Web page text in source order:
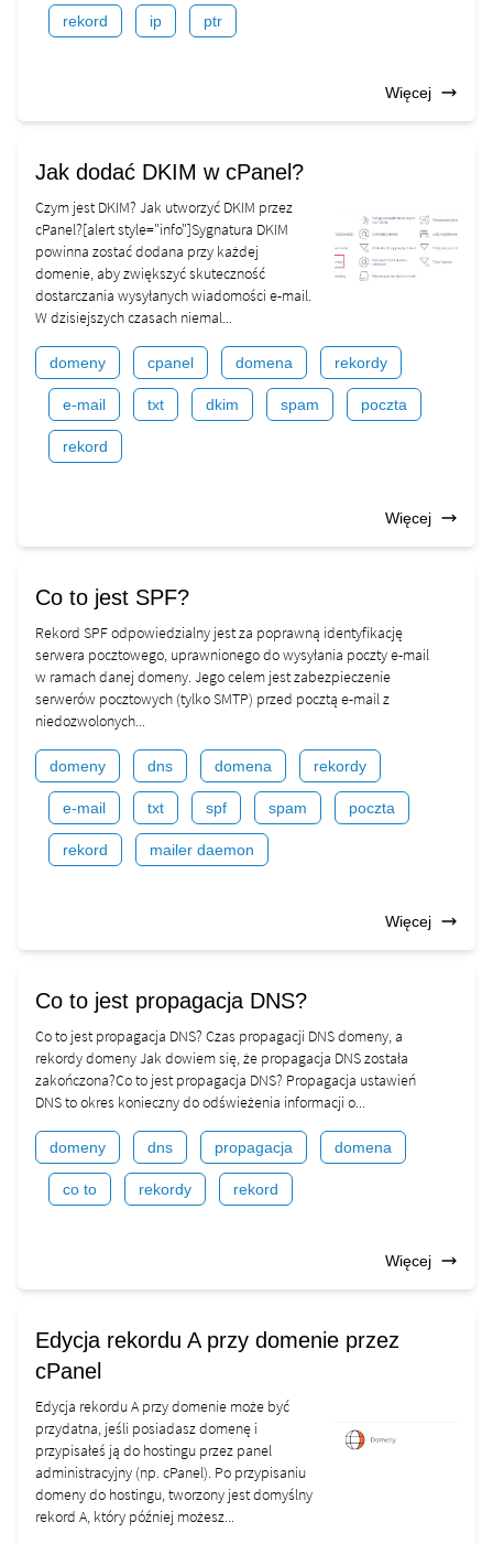
rekord ip ptr
Więcej
Jak dodać DKIM w cPanel?
Czym jest DKIM? Jak utworzyć DKIM przez
cPanel?[alert style="info"]Sygnatura DKIM
powinna zostać dodana przy każdej
domenie, aby zwiększyć skuteczność
dostarczania wysyłanych wiadomości e-mail.
W dzisiejszych czasach niemal...
domeny cpanel domena rekordy
e-mail txt dkim spam poczta
rekord
Więcej
Co to jest SPF?
Rekord SPF odpowiedzialny jest za poprawną identyfikację
serwera pocztowego, uprawnionego do wysyłania poczty e-mail
w ramach danej domeny. Jego celem jest zabezpieczenie
serwerów pocztowych (tylko SMTP) przed pocztą e-mail z
niedozwolonych...
domeny dns domena rekordy
e-mail txt spf spam poczta
rekord mailer daemon
Więcej
Co to jest propagacja DNS?
Co to jest propagacja DNS? Czas propagacji DNS domeny, a
rekordy domeny Jak dowiem się, że propagacja DNS została
zakończona?Co to jest propagacja DNS? Propagacja ustawień
DNS to okres konieczny do odświeżenia informacji o...
domeny dns propagacja domena
co to rekordy rekord
Więcej
Edycja rekordu A przy domenie przez
cPanel
Edycja rekordu A przy domenie może być
przydatna, jeśli posiadasz domenę i
przypisałeś ją do hostingu przez panel
administracyjny (np. cPanel). Po przypisaniu
domeny do hostingu, tworzony jest domyślny
rekord A, który później możesz...